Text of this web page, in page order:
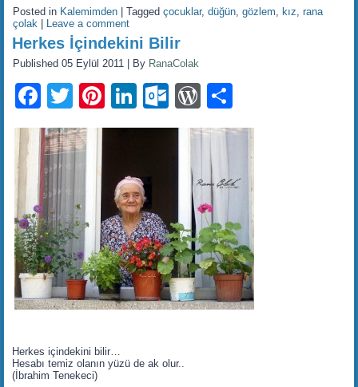
Posted in Kalemimden |Tagged çocuklar,düğün,gözlem, kız,rana
çolak
Leave a comment
Herkes İçindekini Bilir
Published 05 Eylül 2011 By RanaColak
Facebook
TwitterPinterest
LinkedIn
Outlook.com
WordPress
Herkes içindekini bilir…
Hesabı temiz olanın yüzü de ak olur..
(İbrahim Tenekeci)